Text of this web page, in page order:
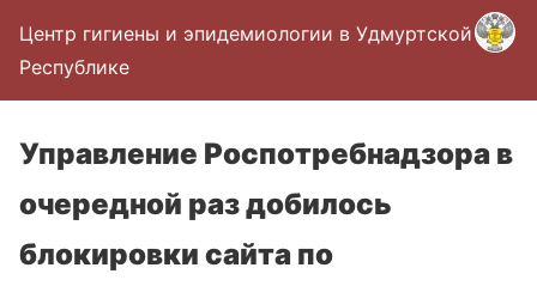
Центр гигиены и эпидемиологии в Удмуртской
Республике
Управление Роспотребнадзора в
очередной раз добилось
блокировки сайта по